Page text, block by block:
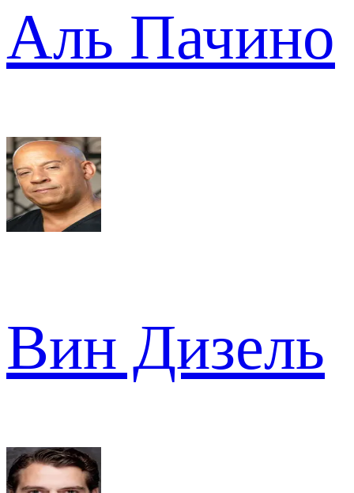
Аль Пачино
Вин Дизель